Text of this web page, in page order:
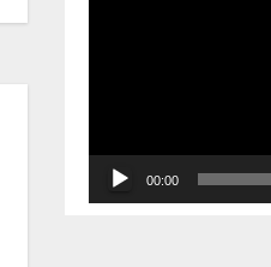
00:00